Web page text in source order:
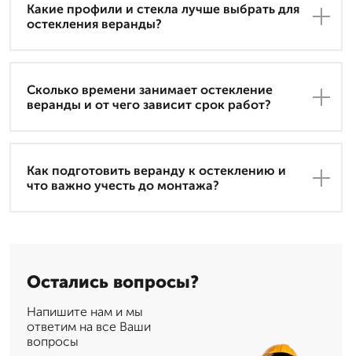
Какие профили и стекла лучше выбрать для
остекления веранды?
Сколько времени занимает остекление
веранды и от чего зависит срок работ?
Как подготовить веранду к остеклению и
что важно учесть до монтажа?
Остались вопросы?
Напишите нам и мы
ответим на все Ваши
вопросы